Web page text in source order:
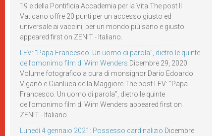
19 e della Pontificia Accademia per la Vita The post Il
Vaticano offre 20 punti per un accesso giusto ed
universale ai vaccini, per un mondo più sano e giusto
appeared first on ZENIT - Italiano.
LEV: “Papa Francesco. Un uomo di parola”, dietro le quinte
dell’omonimo film di Wim Wenders Dicembre 29, 2020
Volume fotografico a cura di monsignor Dario Edoardo
Viganò e Gianluca della Maggiore The post LEV: “Papa
Francesco. Un uomo di parola”, dietro le quinte
dell’omonimo film di Wim Wenders appeared first on
ZENIT - Italiano.
Lunedì 4 gennaio 2021: Possesso cardinalizio Dicembre